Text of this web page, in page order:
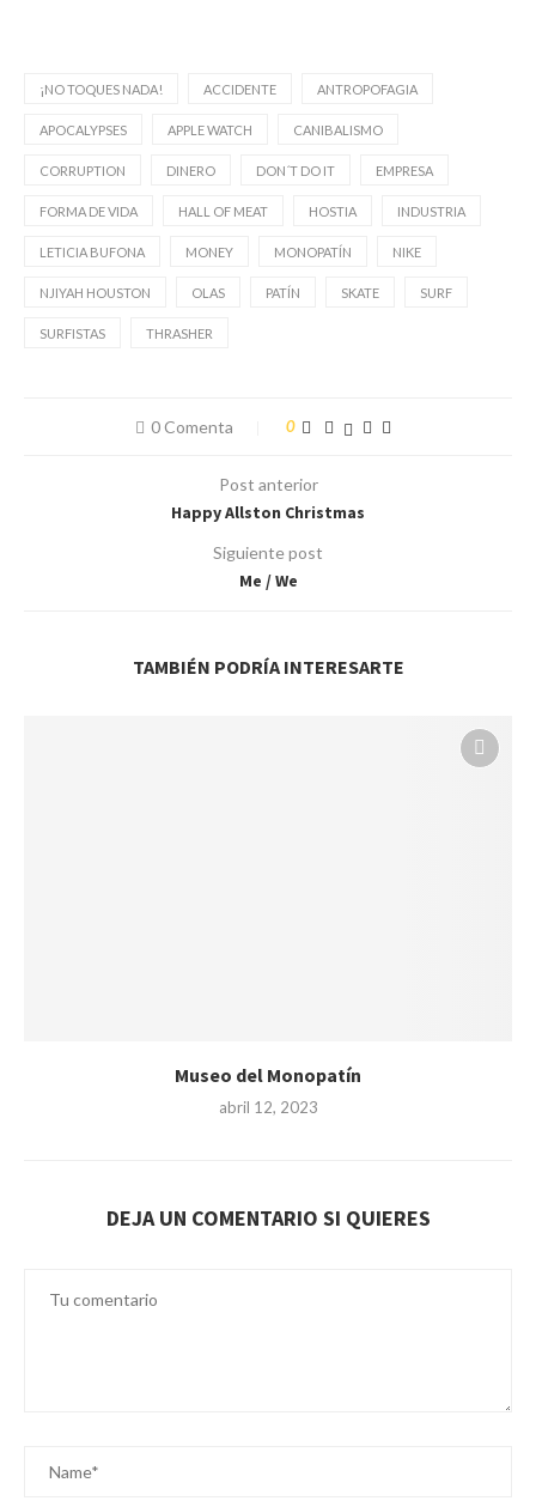
¡NO TOQUES NADA! ACCIDENTE ANTROPOFAGIA
APOCALYPSES APPLE WATCH CANIBALISMO
CORRUPTION DINERO DON´T DO IT EMPRESA
FORMA DE VIDA HALL OF MEAT HOSTIA INDUSTRIA
LETICIA BUFONA MONEY MONOPATÍN NIKE
NJIYAH HOUSTON OLAS PATÍN SKATE SURF
SURFISTAS THRASHER
0 Comenta 0
Post anterior
Happy Allston Christmas
Siguiente post
Me / We
TAMBIÉN PODRÍA INTERESARTE
Museo del Monopatín
abril 12, 2023
DEJA UN COMENTARIO SI QUIERES